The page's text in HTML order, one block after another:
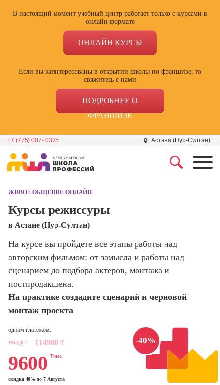
В настоящий момент учебный центр работает только с курсами в
онлайн-формате
ОНЛАЙН КУРСЫ
Если вы заинтересованы в открытии школы по франшизе, то
свяжитесь с нами
ПОДРОБНЕЕ О
ФРАНШИЗЕ
+7 (775) 007- 0375 Астана (Нур-Султан)
Школа дизайна
программирования
Школа психологии
Школа актерского
мастерства
Школа бизнеса и
управления
Фотошкола
продвижение
сайтов)
Профессия
маркетолог
маркетингу в
социальных
сетях (SMM-
менеджер)
ЖИВОЕ ОБЩЕНИЕ ОНЛАЙН
Курсы режиссуры
в Астане (Нур-Султан)
На курсе вы пройдете все этапы работы над
авторским фильмом: от замысла и работы над
сценарием до подбора актеров, монтажа и
постпродакшена.
На практике создадите сценарий и черновой
монтаж проекта
-40%
одним платежом:
191500 ₸ 114900 ₸
9600 ₸/мес.
скидка 40% до 7 Августа